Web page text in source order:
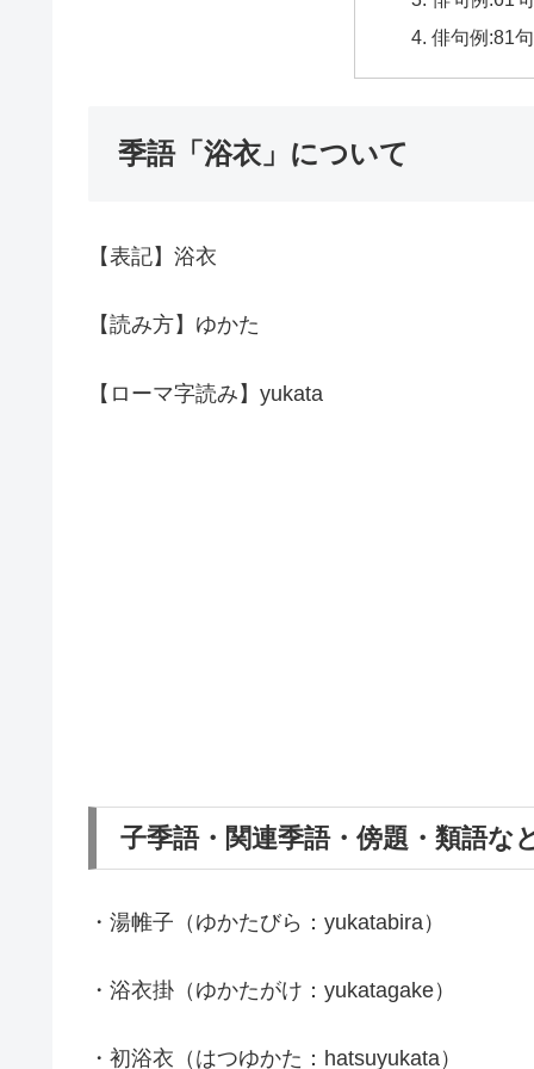
俳句例:81
季語「浴衣」について
【表記】浴衣
【読み方】ゆかた
【ローマ字読み】yukata
子季語・関連季語・傍題・類語な
・湯帷子（ゆかたびら：yukatabira）
・浴衣掛（ゆかたがけ：yukatagake）
・初浴衣（はつゆかた：hatsuyukata）